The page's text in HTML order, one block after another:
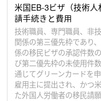
米国EB-3ビザ（技術
請手続きと費用
技術職員、専門職員、非
関係の第三優先枠であり
係の移民ビザの承認件数
び第二優先枠の未使用件
通じてグリーンカードを
雇用主に提出され、かつ
た外国人労働者の移民請